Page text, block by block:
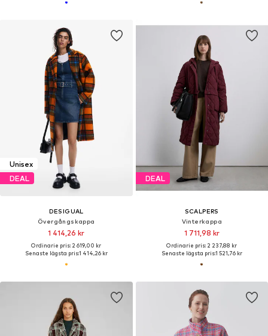
Unisex
DEAL
DESIGUAL
Övergångskappa
1 414,26 kr
Ordinarie pris: 2 619,00 kr
Senaste lägsta pris:1 414,26 kr
DEAL
SCALPERS
Vinterkappa
1 711,98 kr
Ordinarie pris: 2 237,88 kr
Senaste lägsta pris:1 521,76 kr